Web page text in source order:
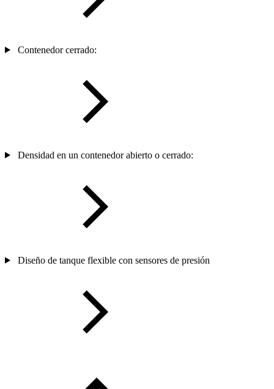
Contenedor cerrado:
Densidad en un contenedor abierto o cerrado:
Diseño de tanque flexible con sensores de presión